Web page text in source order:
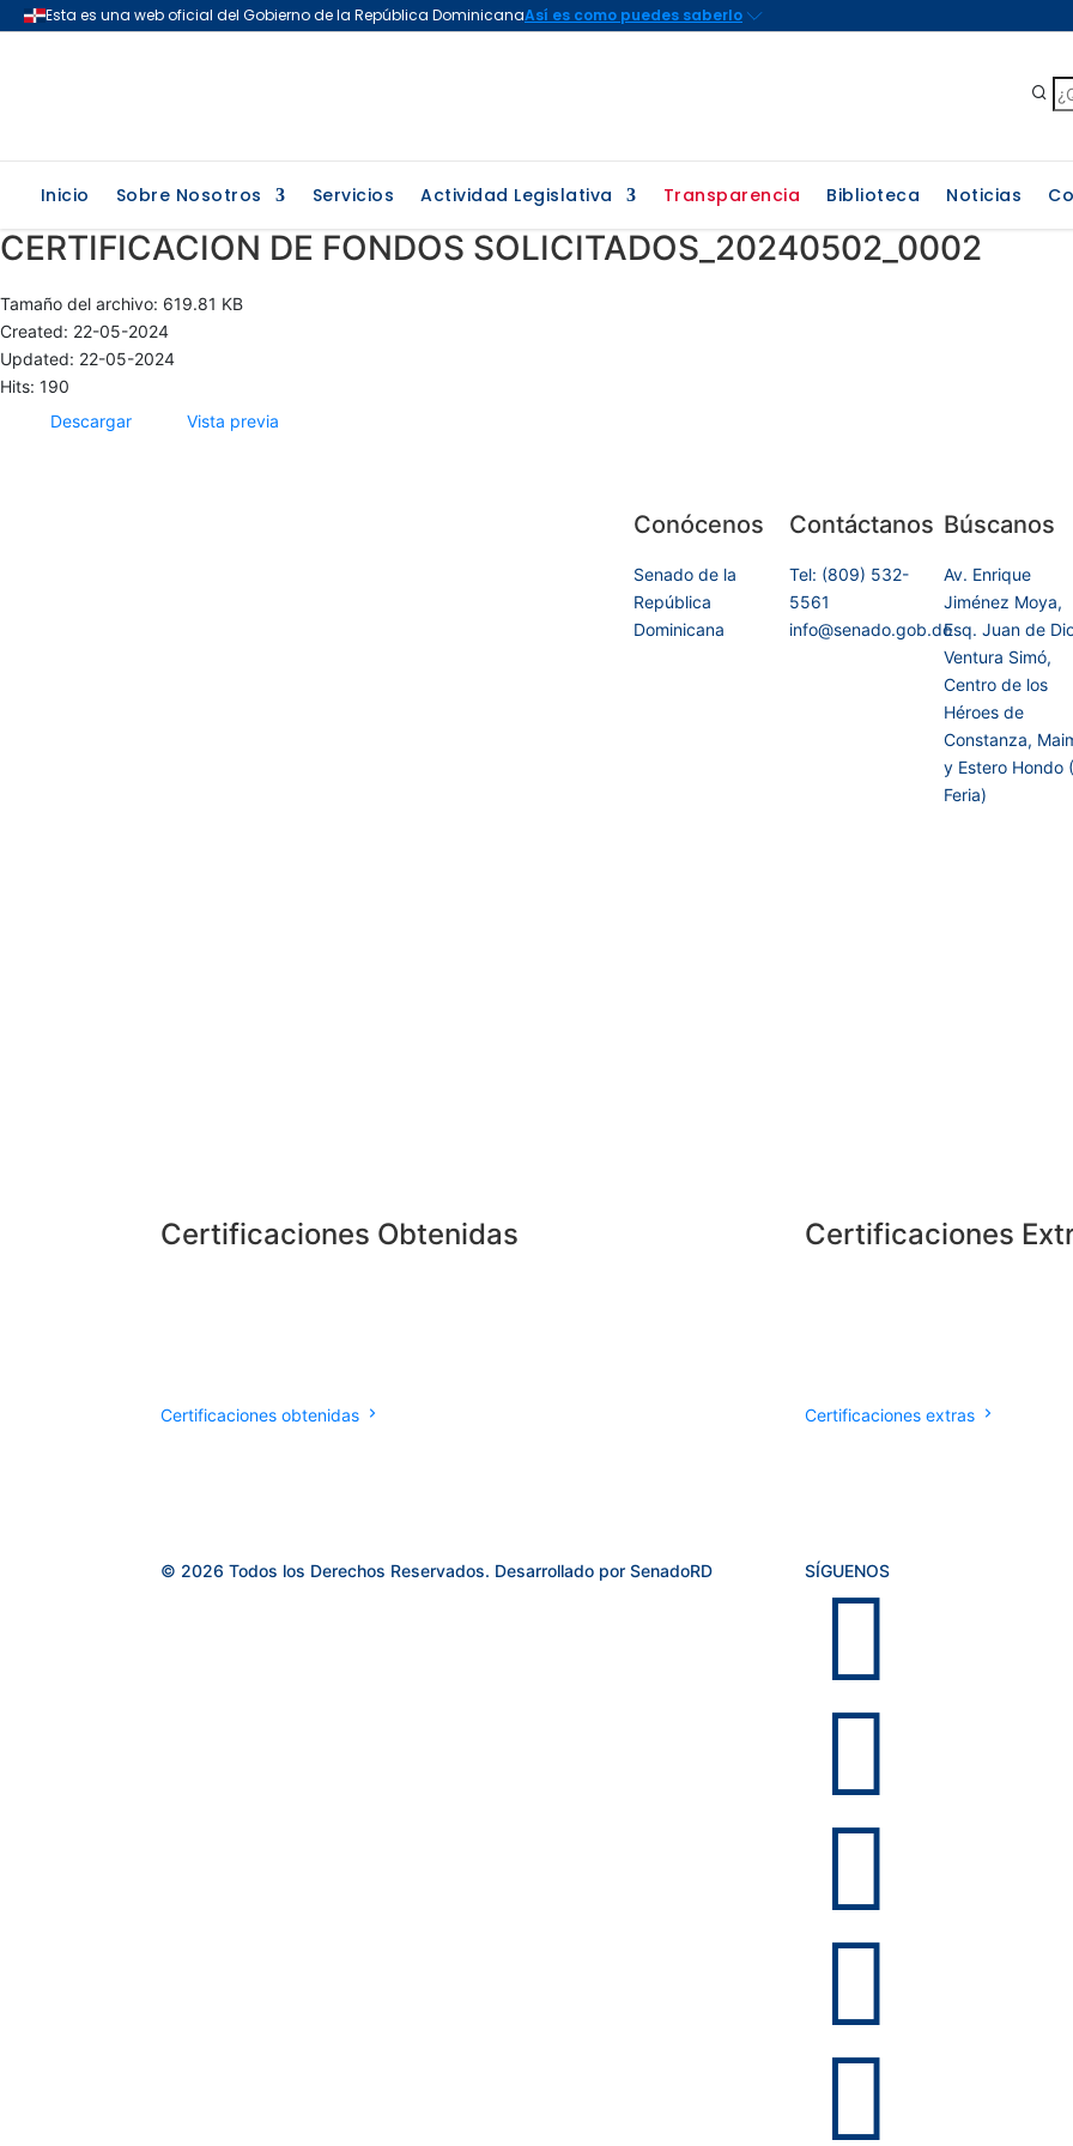
Inicio Sobre Nosotros Servicios Actividad Legislativa Transparencia Biblioteca Noticias
CERTIFICACION DE FONDOS SOLICITADOS_20240502_0002
Tamaño del archivo: 619.81 KB
Created: 22-05-2024
Updated: 22-05-2024
Hits: 190
Descargar
Vista previa
Conócenos
Senado de la
República
Dominicana
Contáctanos
Tel: (809) 532-
5561
info@senado.gob.do
Búscanos
Av. Enrique
Jiménez Moya,
Esq. Juan de
Ventura Simó,
Centro de los
Héroes de
Constanza,
y Estero Hondo
Feria)
Certificaciones Obtenidas Certificaciones
Certificaciones obtenidas Certificaciones extras
© 2026 Todos los Derechos Reservados. Desarrollado por SenadoRD SÍGUENOS




